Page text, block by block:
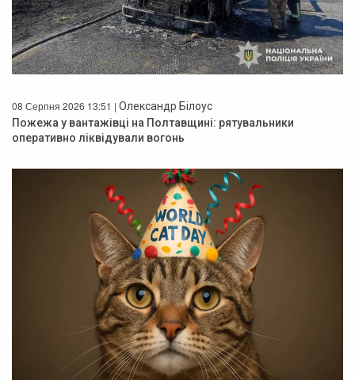
08 Серпня 2026 13:51 | Олександр Білоус
Пожежа у вантажівці на Полтавщині: рятувальники
оперативно ліквідували вогонь